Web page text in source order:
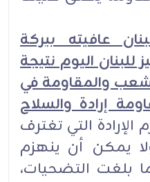
عافيته ببركة
للبنان اليوم نتيجة
والمقاومة في
إرادة والسلاح
التي تغترف
يمكن أن ينهزم
بلغت التضحيات،